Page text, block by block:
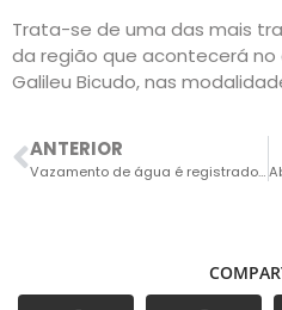
Trata-se de uma das mais
da região que acontecerá no
Galileu Bicudo, nas
ANTERIOR
Vazamento de água é registrado no Buru